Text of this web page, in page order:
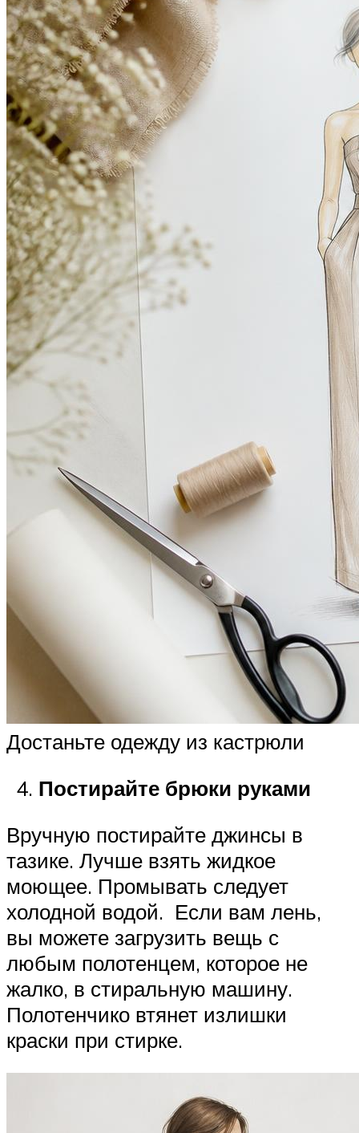
Достаньте одежду из кастрюли
Постирайте брюки руками
Вручную постирайте джинсы в
тазике. Лучше взять жидкое
моющее. Промывать следует
холодной водой. Если вам лень,
вы можете загрузить вещь с
любым полотенцем, которое не
жалко, в стиральную машину.
Полотенчико втянет излишки
краски при стирке.